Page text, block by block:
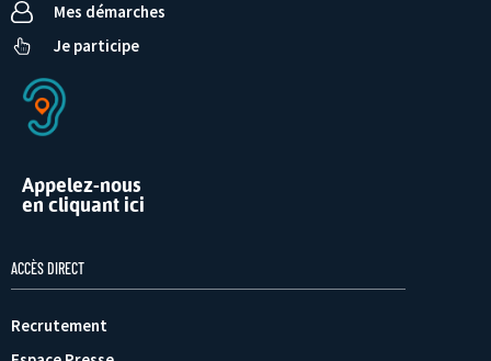
Mes démarches
Je participe
Appelez-nous
en cliquant ici
ACCÈS DIRECT
Recrutement